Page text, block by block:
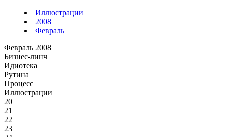
Иллюстрации
2008
Февраль
Февраль 2008
Бизнес-линч
Идиотека
Рутина
Процесс
Иллюстрации
20
21
22
23